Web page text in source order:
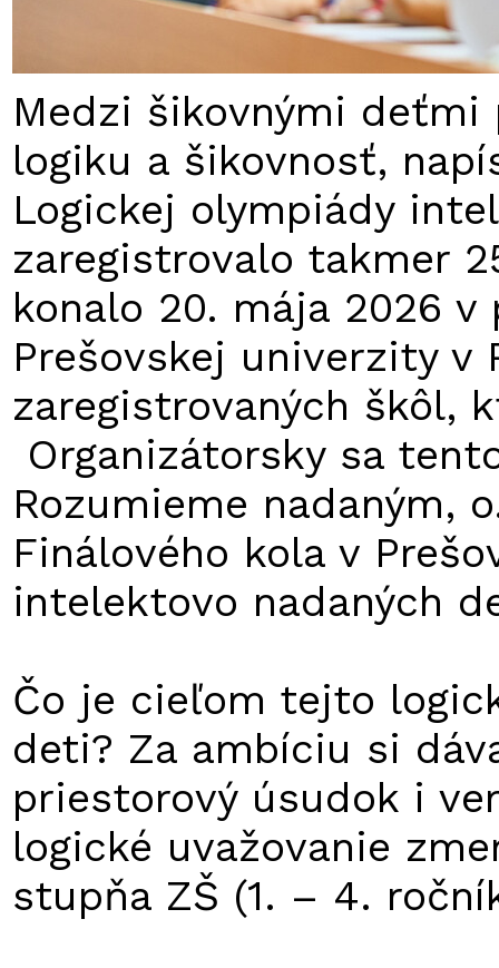
Medzi šikovnými
logiku a šikovnosť,
Logickej olympiády
zaregistrovalo takmer
konalo 20. mája 2026
Prešovskej univerzity v
zaregistrovaných škôl,
Organizátorsky sa
Rozumieme nadaným,
Finálového kola v
intelektovo nadaných
Čo je cieľom tejto
deti? Za ambíciu si
priestorový úsudok i
logické uvažovanie
stupňa ZŠ (1. – 4.